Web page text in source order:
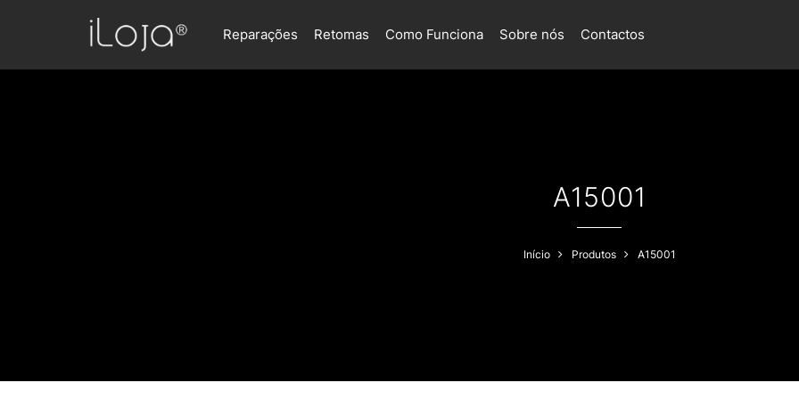
Reparações Retomas Como Funciona Sobre nós Contactos
A15001
Início Produtos A15001